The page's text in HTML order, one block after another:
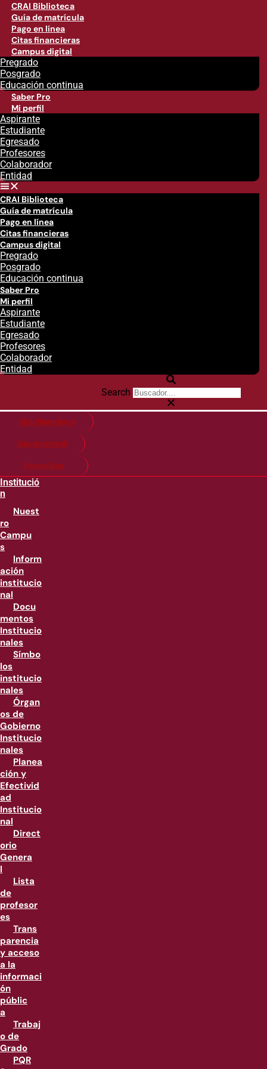
CRAI Biblioteca
Guía de matrícula
Pago en línea
Citas financieras
Campus digital
Pregrado
Posgrado
Educación continua
Saber Pro
Mi perfil
Aspirante
Estudiante
Egresado
Profesores
Colaborador
Entidad
CRAI Biblioteca
Guía de matrícula
Pago en línea
Citas financieras
Campus digital
Pregrado
Posgrado
Educación continua
Saber Pro
Mi perfil
Aspirante
Estudiante
Egresado
Profesores
Colaborador
Entidad
Search
Citas financieras
Guía de matricula
Pago en línea
Institució
n
Nuest
ro
Campu
s
Inform
ación
institucio
nal
Docu
mentos
Institucio
nales
Símbo
los
institucio
nales
Órgan
os de
Gobierno
Institucio
nales
Planea
ción y
Efectivid
ad
Institucio
nal
Direct
orio
Genera
l
Lista
de
profesor
es
Trans
parencia
y acceso
a la
informaci
ón
públic
a
Trabaj
o de
Grado
PQR